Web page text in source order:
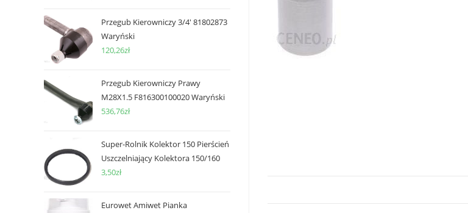
Przegub Kierowniczy 3/4' 81802873
Waryński
120,26zł
Przegub Kierowniczy Prawy
M28X1.5 F816300100020 Waryński
536,76zł
Super-Rolnik Kolektor 150 Pierścień
Uszczelniający Kolektora 150/160
3,50zł
Eurowet Amiwet Pianka